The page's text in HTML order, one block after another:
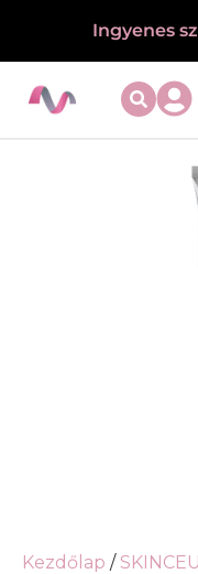
Ingyenes
Kezdőlap /